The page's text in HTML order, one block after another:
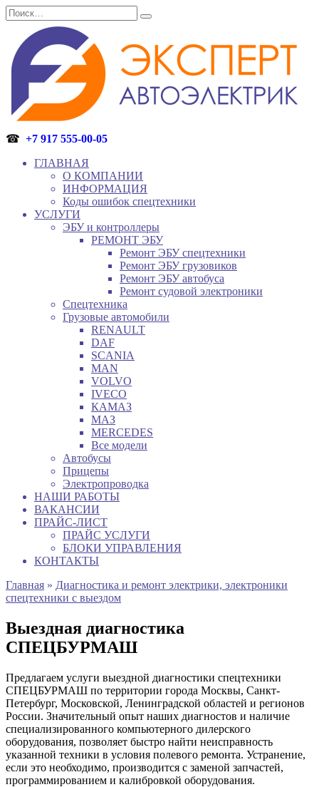
Перейти
к
содержанию
Search
for:
☎ +7 917 555-00-05
ГЛАВНАЯ
О КОМПАНИИ
ИНФОРМАЦИЯ
Коды ошибок спецтехники
УСЛУГИ
ЭБУ и контроллеры
РЕМОНТ ЭБУ
Ремонт ЭБУ спецтехники
Ремонт ЭБУ грузовиков
Ремонт ЭБУ автобуса
Ремонт судовой электроники
Спецтехника
Грузовые автомобили
RENAULT
DAF
SCANIA
MAN
VOLVO
IVECO
КАМАЗ
МАЗ
MERCEDES
Все модели
Автобусы
Прицепы
Электропроводка
НАШИ РАБОТЫ
ВАКАНСИИ
ПРАЙС-ЛИСТ
ПРАЙС УСЛУГИ
БЛОКИ УПРАВЛЕНИЯ
КОНТАКТЫ
Главная » Диагностика и ремонт электрики, электроники
спецтехники с выездом
Выездная диагностика
СПЕЦБУРМАШ
Предлагаем услуги выездной диагностики спецтехники
СПЕЦБУРМАШ по территории города Москвы, Санкт-
Петербург, Московской, Ленинградской областей и регионов
России. Значительный опыт наших диагностов и наличие
специализированного компьютерного дилерского
оборудования, позволяет быстро найти неисправность
указанной техники в условия полевого ремонта. Устранение,
если это необходимо, производится с заменой запчастей,
программированием и калибровкой оборудования.